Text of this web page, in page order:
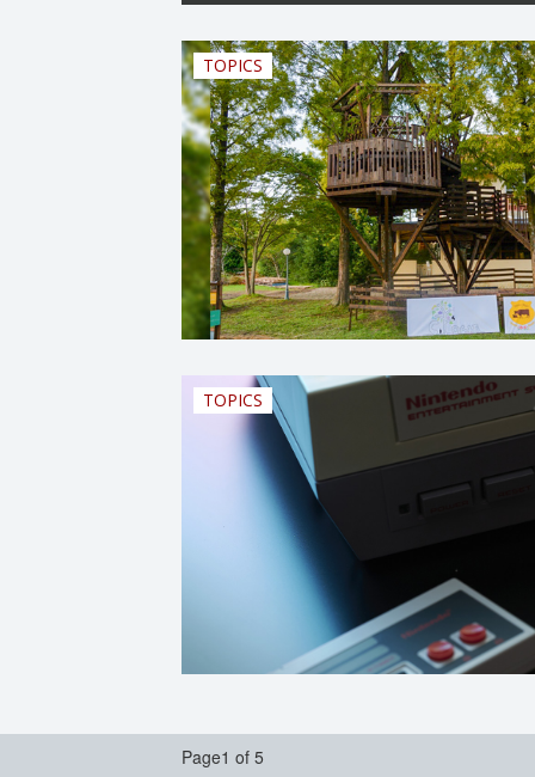
TOPICS
TOPICS
Page1 of 5